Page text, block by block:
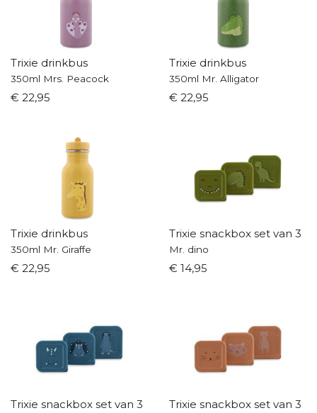
Trixie drinkbus
350ml Mrs. Peacock
€ 22,95
Trixie drinkbus
350ml Mr. Alligator
€ 22,95
Trixie drinkbus
350ml Mr. Giraffe
€ 22,95
Trixie snackbox set van 3
Mr. dino
€ 14,95
Trixie snackbox set van 3 Trixie snackbox set van 3